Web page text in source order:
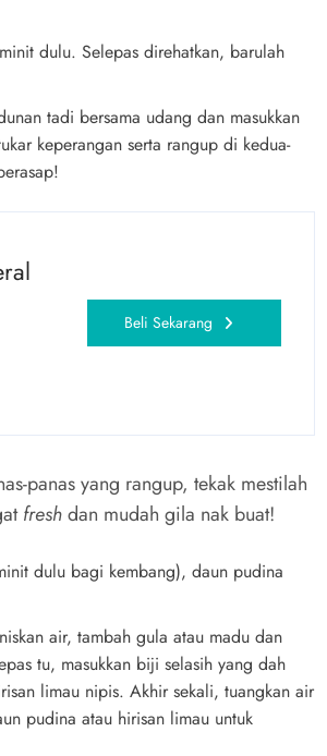
dulu. Selepas direhatkan, barulah
tadi bersama udang dan masukkan
keperangan serta rangup di kedua-
Beli Sekarang
panas yang rangup, tekak mestilah
freshdan mudah gila nak buat!
dulu bagi kembang), daun pudina
air, tambah gula atau madu dan
tu, masukkan biji selasih yang dah
limau nipis. Akhir sekali, tuangkan air
pudina atau hirisan limau untuk